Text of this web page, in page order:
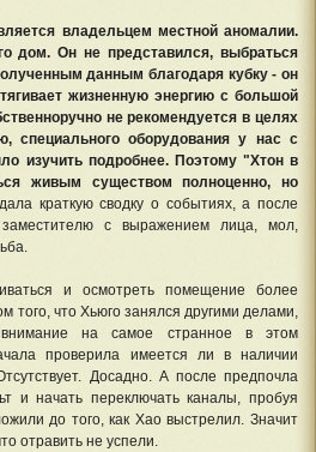
владельцем местной аномалии.
дом. Он не представился, выбраться
данным благодаря кубку - он
жизненную энергию с большой
не рекомендуется в целях
специального оборудования у нас с
изучить подробнее. Поэтому "Хтон в
живым существом полноценно, но
краткую сводку о событиях, а после
с выражением лица, мол,
и осмотреть помещение более
того, что Хьюго занялся другими делами,
на самое странное в этом
проверила имеется ли в наличии
Досадно. А после предпочла
и начать переключать каналы, пробуя
до того, как Хао выстрелил. Значит
отравить не успели.